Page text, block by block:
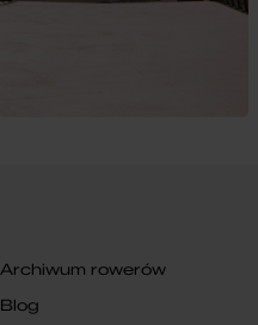
Archiwum rowerów
Blog